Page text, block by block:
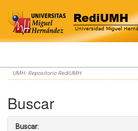
Skip
navigation
UMH: Repositorio RediUMH
Buscar
Buscar: